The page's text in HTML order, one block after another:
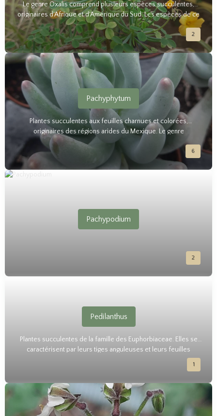
Le genre Oxalis comprend plusieurs espèces succulentes,
originaires d'Afrique et d'Amérique du Sud. Les espèces de ce
genre ont des feuilles charnues et des fleurs en forme de
cloche dans des nuances de rose, d'orange et de jaune.
2
Pachyphytum
Plantes succulentes aux feuilles charnues et colorées,
originaires des régions arides du Mexique. Le genre
Pachyphytum se distingue par ses rosettes compactes et ses
teintes allant du vert argenté au rose pâle. Leur origine
mexicaine leur confère une grande résistance à la sécheresse.
6
Pachypodium
2
Pedilanthus
Plantes succulentes de la famille des Euphorbiaceae. Elles se
caractérisent par leurs tiges anguleuses et leurs feuilles